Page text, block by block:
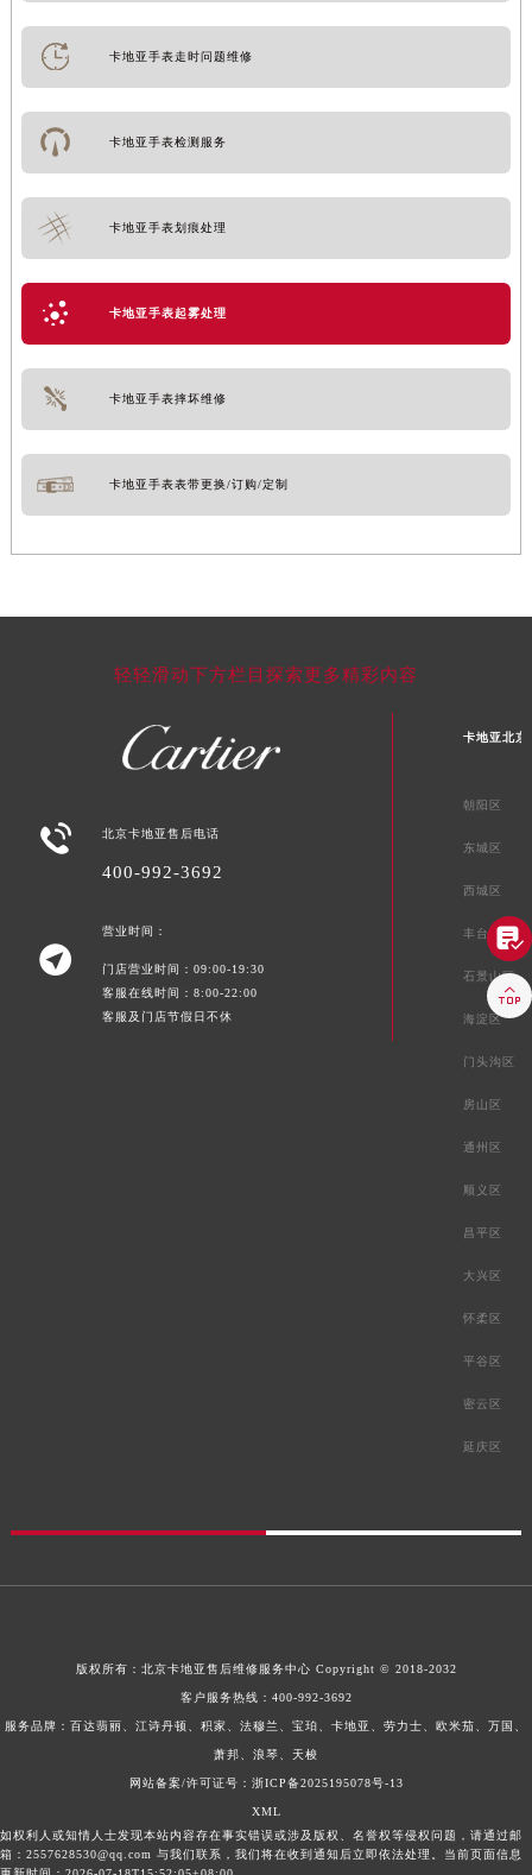
卡地亚手表走时问题维修
卡地亚手表检测服务
卡地亚手表划痕处理
卡地亚手表起雾处理
卡地亚手表摔坏维修
卡地亚手表表带更换/订购/定制
轻轻滑动下方栏目探索更多精彩内容
 北京卡地亚售后电话
400-992-3692

营业时间：
门店营业时间：09:00-19:30
客服在线时间：8:00-22:00
客服及门店节假日不休
卡地亚北京
朝阳区
东城区
西城区
丰台区
石景山区
海淀区
门头沟区
房山区
通州区
顺义区
昌平区
大兴区
怀柔区
平谷区
密云区
延庆区
版权所有： 北京卡地亚售后维修服务中心 Copyright © 2018-2032
客户服务热线： 400-992-3692
服务品牌：百达翡丽、江诗丹顿、积家、法穆兰、宝珀、卡地亚、劳力士、欧米茄、万国、
萧邦、浪琴、天梭
网站备案/许可证号：浙ICP备2025195078号-13
XML
如权利人或知情人士发现本站内容存在事实错误或涉及版权、名誉权等侵权问题，请通过邮
箱：2557628530@qq.com 与我们联系，我们将在收到通知后立即依法处理。当前页面信息

